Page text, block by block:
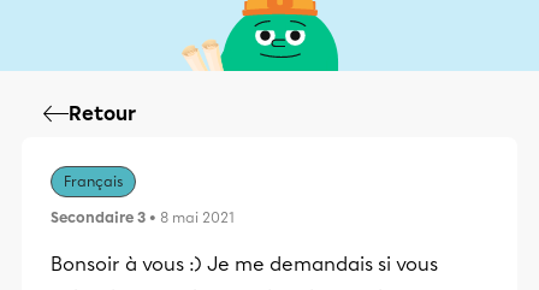
Retour
Français
Secondaire 3 • 8 mai 2021
Bonsoir à vous :) Je me demandais si vous